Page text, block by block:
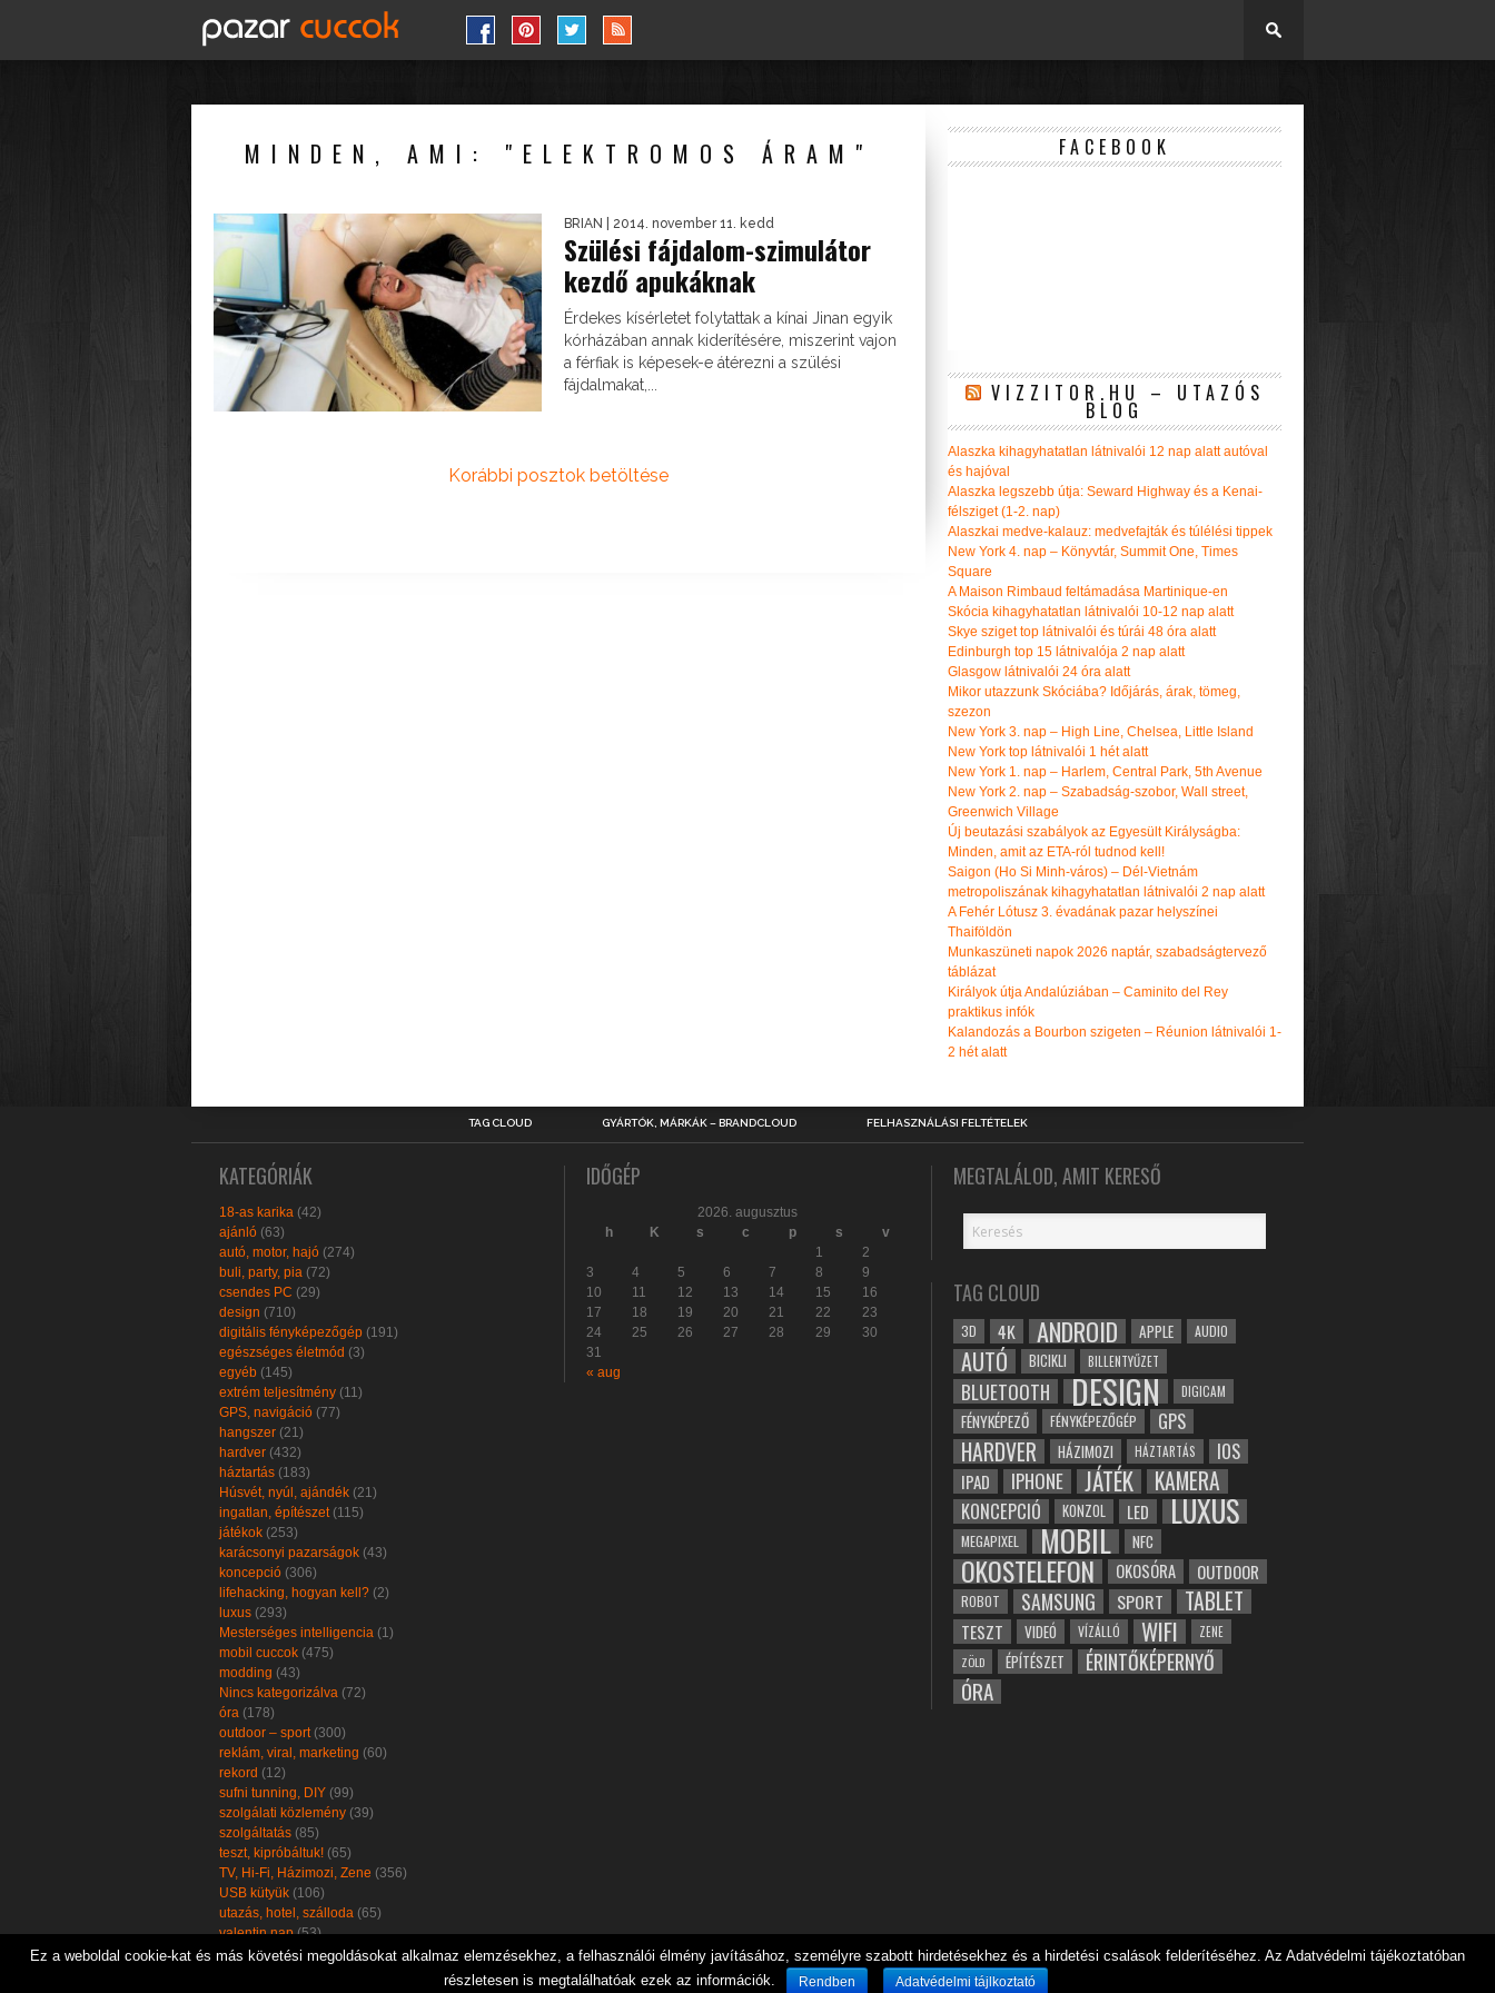
MINDEN, AMI: "ELEKTROMOS ÁRAM"
BRIAN | 2014. november 11. kedd
Szülési fájdalom-szimulátor
kezdő apukáknak
Érdekes kísérletet folytattak a kínai Jinan egyik
kórházában annak kiderítésére, miszerint vajon
a férfiak is képesek-e átérezni a szülési
fájdalmakat,...
Korábbi posztok betöltése
FACEBOOK
VIZZITOR.HU – UTAZÓS
BLOG
Alaszka kihagyhatatlan látnivalói 12 nap alatt autóval
és hajóval
Alaszka legszebb útja: Seward Highway és a Kenai-
félsziget (1-2. nap)
Alaszkai medve-kalauz: medvefajták és túlélési tippek
New York 4. nap – Könyvtár, Summit One, Times
Square
A Maison Rimbaud feltámadása Martinique-en
Skócia kihagyhatatlan látnivalói 10-12 nap alatt
Skye sziget top látnivalói és túrái 48 óra alatt
Edinburgh top 15 látnivalója 2 nap alatt
Glasgow látnivalói 24 óra alatt
Mikor utazzunk Skóciába? Időjárás, árak, tömeg,
szezon
New York 3. nap – High Line, Chelsea, Little Island
New York top látnivalói 1 hét alatt
New York 1. nap – Harlem, Central Park, 5th Avenue
New York 2. nap – Szabadság-szobor, Wall street,
Greenwich Village
Új beutazási szabályok az Egyesült Királyságba:
Minden, amit az ETA-ról tudnod kell!
Saigon (Ho Si Minh-város) – Dél-Vietnám
metropoliszának kihagyhatatlan látnivalói 2 nap alatt
A Fehér Lótusz 3. évadának pazar helyszínei
Thaiföldön
Munkaszüneti napok 2026 naptár, szabadságtervező
táblázat
Királyok útja Andalúziában – Caminito del Rey
praktikus infók
Kalandozás a Bourbon szigeten – Réunion látnivalói 1-
2 hét alatt
TAG CLOUD GYÁRTÓK, MÁRKÁK – BRANDCLOUD FELHASZNÁLÁSI FELTÉTELEK
KATEGÓRIÁK
18-as karika (42)
ajánló (63)
autó, motor, hajó (274)
buli, party, pia (72)
csendes PC (29)
design (710)
digitális fényképezőgép (191)
egészséges életmód (3)
egyéb (145)
extrém teljesítmény (11)
GPS, navigáció (77)
hangszer (21)
hardver (432)
háztartás (183)
Húsvét, nyúl, ajándék (21)
ingatlan, építészet(115)
játékok (253)
karácsonyi pazarságok (43)
koncepció (306)
lifehacking, hogyan kell? (2)
luxus (293)
Mesterséges intelligencia (1)
mobil cuccok (475)
modding (43)
Nincs kategorizálva (72)
óra (178)
outdoor – sport(300)
reklám, viral, marketing (60)
rekord (12)
sufni tunning, DIY (99)
szolgálati közlemény (39)
szolgáltatás (85)
teszt, kipróbáltuk! (65)
TV, Hi-Fi, Házimozi, Zene (356)
USB kütyük (106)
utazás, hotel, szálloda (65)
valentin nap(53)
zöld, öko, környezetbarát(102)
IDŐGÉP
2026. augusztus
h
K s c p s
v
1
2
3
4 5 6 7 8
9
10
11 12 13 14 15
16
17
18 19 20 21 22
23
24
25 26 27 28 29
30
31
« aug
MEGTALÁLOD, AMIT KERESŐ
TAG CLOUD
3D 4K ANDROID APPLE AUDIO
AUTÓ BICIKLI BILLENTYŰZET
BLUETOOTH DESIGN DIGICAM
FÉNYKÉPEZŐ FÉNYKÉPEZŐGÉP GPS
HARDVER HÁZIMOZI HÁZTARTÁS IOS
IPAD IPHONE JÁTÉK KAMERA
KONCEPCIÓ KONZOL LED LUXUS
MEGAPIXEL MOBIL NFC
OKOSTELEFON OKOSÓRA OUTDOOR
ROBOT SAMSUNG SPORT TABLET
TESZT VIDEÓ VÍZÁLLÓ WIFI
ZENE
ZÖLD
ÉPÍTÉSZET ÉRINTŐKÉPERNYŐ
ÓRA
Ez a weboldal cookie-kat és más követési megoldásokat alkalmaz elemzésekhez, a felhasználói élmény javításához, személyre szabott hirdetésekhez és a hirdetési csalások felderítéséhez. Az Adatvédelmi tájékoztatóban
részletesen is megtalálhatóak ezek az információk.
Rendben Adatvédelmi tájlkoztató